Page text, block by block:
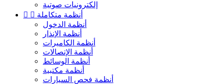
إلكترونيات صوتية
  أنظمة متكاملة
أنظمة الدخول
أنظمة الإنذار
أنظمة الكاميرات
أنظمة الإتصالات
أنظمة الوسائط
أنظمة مكتبية
أنظمة فحص السيارات